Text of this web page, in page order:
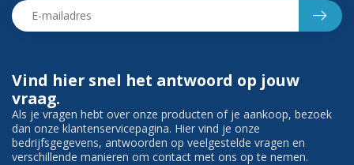
Vind hier snel het antwoord op jouw
vraag.
Als je vragen hebt over onze producten of je aankoop, bezoek
dan onze klantenservicepagina. Hier vind je onze
bedrijfsgegevens, antwoorden op veelgestelde vragen en
verschillende manieren om contact met ons op te nemen.